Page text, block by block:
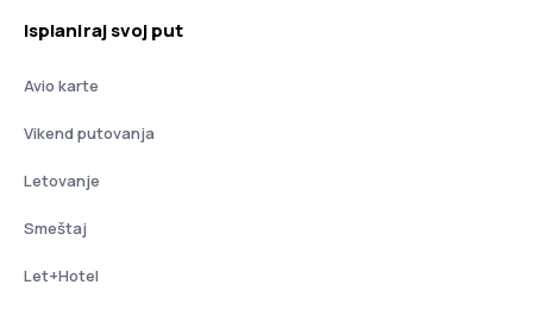
Isplaniraj svoj put
Avio karte
Vikend putovanja
Letovanje
Smeštaj
Let+Hotel